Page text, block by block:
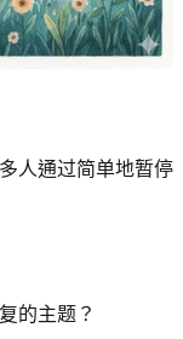
人通过简单地暂停
的主题？